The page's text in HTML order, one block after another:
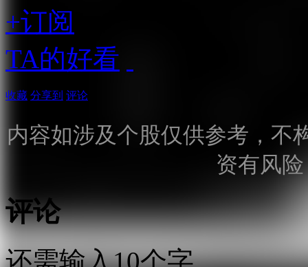
+订阅
TA的好看
收藏 分享到 评论
内容如涉及个股仅供参考，不
资有风
评论